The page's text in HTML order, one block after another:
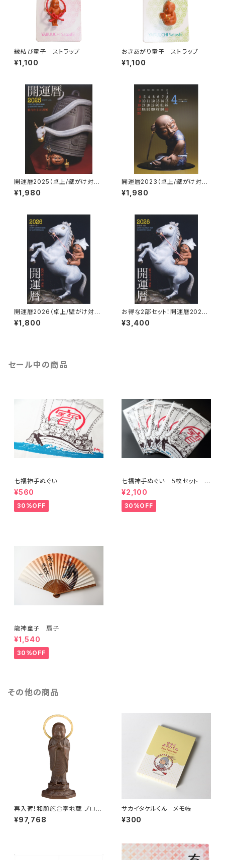
縁結び童子 ストラップ
¥1,100
おきあがり童子 ストラップ
¥1,100
開運暦2025（卓上/壁がけ対応
カレンダー）
¥1,980
開運暦2023（卓上/壁がけ対応
カレンダー）
¥1,980
開運暦2026（卓上/壁がけ対応
カレンダー）
¥1,800
お得な2部セット！開運暦2026
（卓上/壁がけ対応カレンダー）
¥3,400
セール中の商品
七福神手ぬぐい
¥560
30%OFF
七福神手ぬぐい ５枚セット 特
別価格
¥2,100
30%OFF
龍神童子 扇子
¥1,540
30%OFF
その他の商品
再入荷！和顔施合掌地蔵 ブロン
ズ
¥97,768
サカイタケルくん メモ帳
¥300